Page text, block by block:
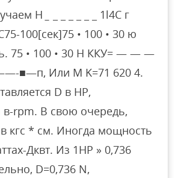
Н
_ _ _ _ _ _ 1l4C г
100[сек]75 • 100 • 30 ю
75 • 100 • 30 Н ККУ= — — —
Или M K=71 620 4.
D в HP,
в-rpm. В свою очередь,
кгс * см. Иногда мощность
Дквт. Из 1HP » 0,736
D=0,736 N,